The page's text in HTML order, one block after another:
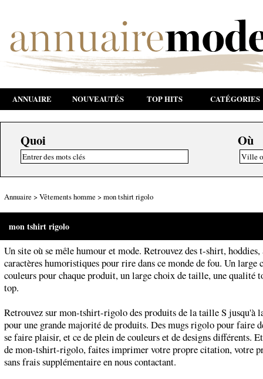
ANNUAIRE NOUVEAUTÉS TOP HITS CATÉGORIES
Quoi Où
Annuaire > Vêtements homme > mon tshirt rigolo
mon tshirt rigolo
Un site où se mêle humour et mode. Retrouvez des t-shirt, hoddies,
caractères humoristiques pour rire dans ce monde de fou. Un large
couleurs pour chaque produit, un large choix de taille, une qualité
top.
Retrouvez sur mon-tshirt-rigolo des produits de la taille S jusqu'à
pour une grande majorité de produits. Des mugs rigolo pour faire
se faire plaisir, et ce de plein de couleurs et de designs différents.
de mon-tshirt-rigolo, faites imprimer votre propre citation, votre
sans frais supplémentaire en nous contactant.